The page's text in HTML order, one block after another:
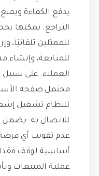
يدفع الكفاءة
التراجع. يمكنها
للممثلين تلقائيًا،
للمتابعة، وإنشاء
العملاء. على سبيل
محتمل صفحة
للنظام تشغيل
للاتصال به. يضمن
عدم تفويت أي
أساسية لوقف
عملية المبيعات